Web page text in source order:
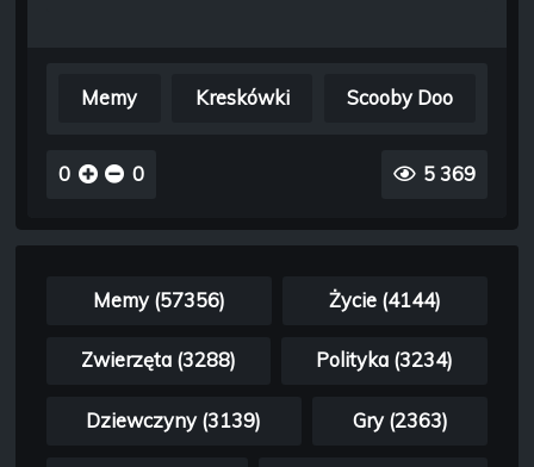
Memy Kreskówki Scooby Doo
0 0 5 369
Memy (57356) Życie (4144)
Zwierzęta (3288) Polityka (3234)
Dziewczyny (3139) Gry (2363)